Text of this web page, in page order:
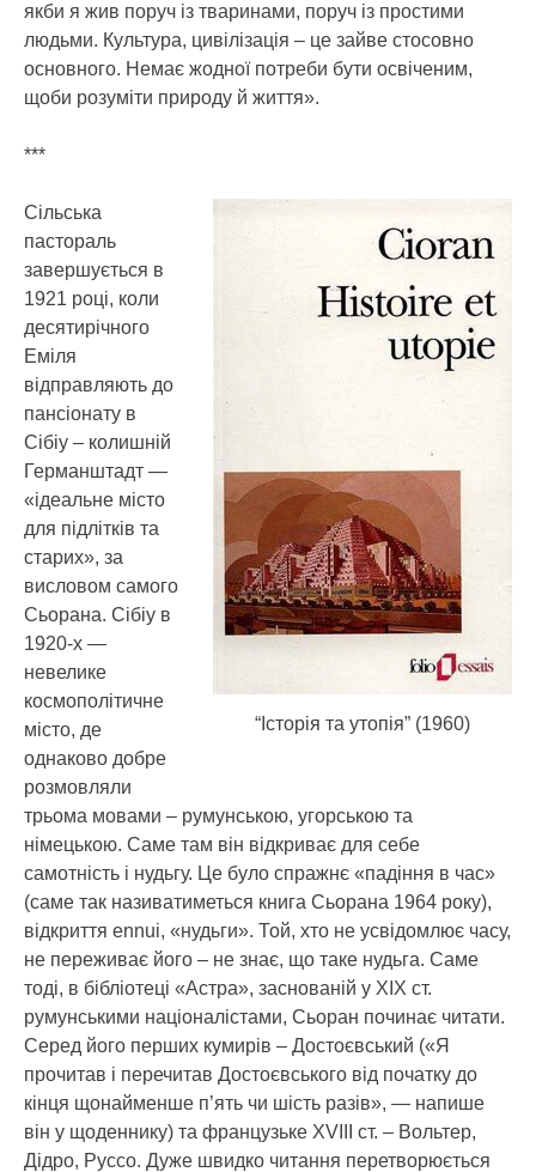
якби я жив поруч із тваринами, поруч із простими
людьми. Культура, цивілізація – це зайве стосовно
основного. Немає жодної потреби бути освіченим,
щоби розуміти природу й життя».
***
“Історія та утопія” (1960)
Сільська
пастораль
завершується в
1921 році, коли
десятирічного
Еміля
відправляють до
пансіонату в
Сібіу – колишній
Германштадт —
«ідеальне місто
для підлітків та
старих», за
висловом самого
Сьорана. Сібіу в
1920-х —
невелике
космополітичне
місто, де
однаково добре
розмовляли
трьома мовами – румунською, угорською та
німецькою. Саме там він відкриває для себе
самотність і нудьгу. Це було спражнє «падіння в час»
(саме так називатиметься книга Сьорана 1964 року),
відкриття ennui, «нудьги». Той, хто не усвідомлює часу,
не переживає його – не знає, що таке нудьга. Саме
тоді, в бібліотеці «Астра», заснованій у ХІХ ст.
румунськими націоналістами, Сьоран починає читати.
Серед його перших кумирів – Достоєвський («Я
прочитав і перечитав Достоєвського від початку до
кінця щонайменше п’ять чи шість разів», — напише
він у щоденнику) та французьке XVIII ст. – Вольтер,
Дідро, Руссо. Дуже швидко читання перетворюється